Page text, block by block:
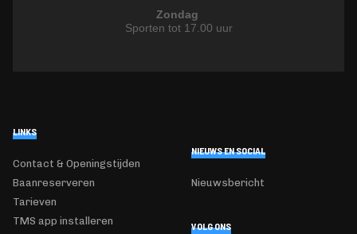
Zondag
Sporten tot 17.00 uur
LINKS
Contact & Openingstijden
Baanreserveren
Tarieven
TMS app installeren
NIEUWS EN SOCIAL
Nieuwsbericht
VOLG ONS